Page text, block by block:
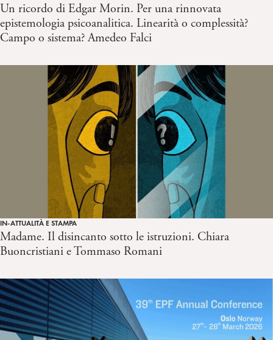
Un ricordo di Edgar Morin. Per una rinnovata
epistemologia psicoanalitica. Linearità o complessità?
Campo o sistema? Amedeo Falci
IN-ATTUALITÀ E STAMPA
Madame. Il disincanto sotto le istruzioni. Chiara
Buoncristiani e Tommaso Romani